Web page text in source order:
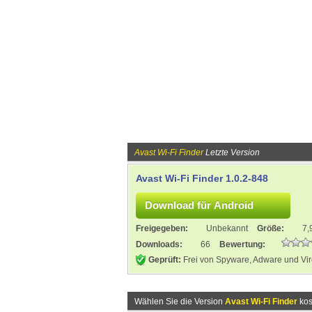
Avast Wi-Fi FinderLetzte Version
Avast Wi-Fi Finder 1.0.2-848
Freigegeben: Unbekannt Größe:
Downloads:
66
Bewertung:
Geprüft: Frei von Spyware, Adware und
Wählen Sie die Version Avast Wi-Fi Finder